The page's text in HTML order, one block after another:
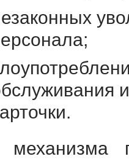
механизма